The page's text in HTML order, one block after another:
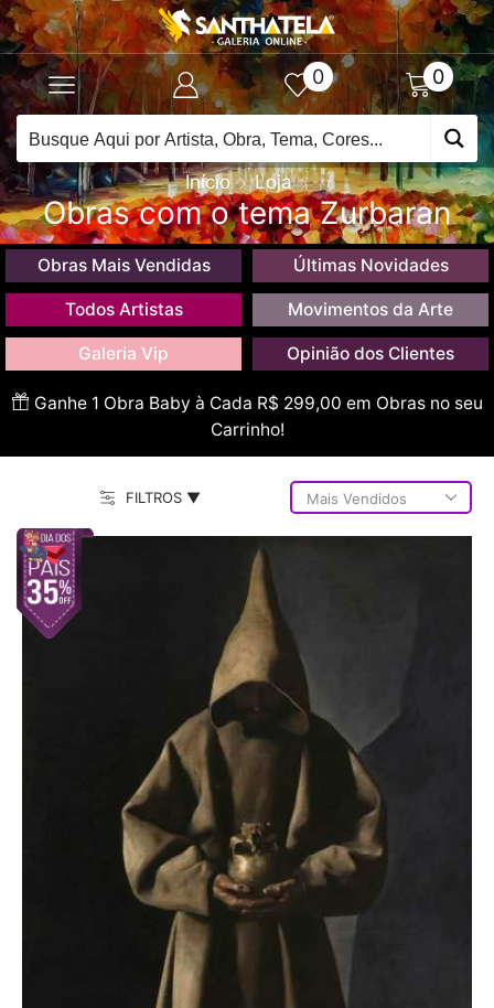
0 0
Início Loja
Obras com o tema Zurbaran
Obras Mais Vendidas Últimas Novidades
Todos Artistas Movimentos da Arte
Galeria Vip Opinião dos Clientes
Ganhe 1 Obra Baby à Cada R$ 299,00 em Obras no seu
Carrinho!
FILTROS ▼